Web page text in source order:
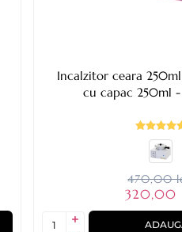
Incalzitor ceara
cu capac 250ml -
470,00
320,00